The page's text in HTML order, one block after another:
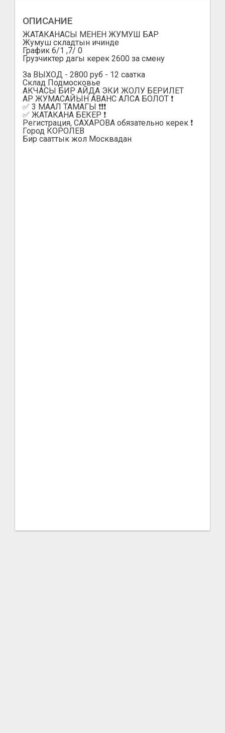
ОПИСАНИЕ
ЖАТАКАНАСЫ МЕНЕН ЖУМУШ БАР
Жумуш складтын ичинде
График 6/1 ,7/ 0
Грузчиктер дагы керек 2600 за смену
За ВЫХОД - 2800 руб - 12 саатка
Склад Подмосковье
АКЧАСЫ БИР АЙДА ЭКИ ЖОЛУ БЕРИЛЕТ
АР ЖУМАСАЙЫН АВАНС АЛСА БОЛОТ ❗️
✅ 3 МААЛ ТАМАГЫ ❗️❗️❗️
✅ ЖАТАКАНА БЕКЕР ❗️
Регистрация, САХАРОВА обязательно керек ❗️
Город КОРОЛЕВ
Бир сааттык жол Москвадан